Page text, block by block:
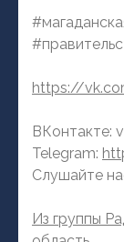
https://
ВКонтакте:
Telegram:
Слушайте
Из группы